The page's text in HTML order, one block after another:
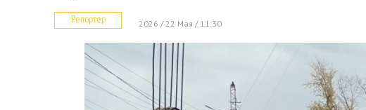
Репортер 2026 / 22 Мая / 11:30